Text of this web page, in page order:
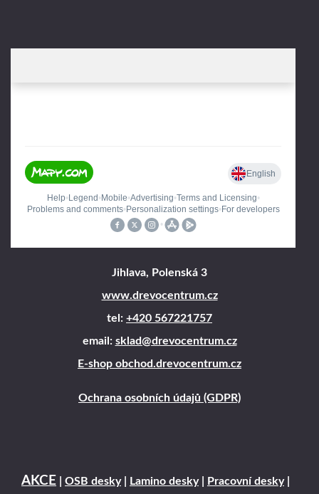
Jihlava, Polenská 3
www.drevocentrum.cz
tel: +420 567221757
email: sklad@drevocentrum.cz
E-shop obchod.drevocentrum.cz
Ochrana osobních údajů (GDPR)
AKCE OSB desky| Lamino desky| Pracovní desky|